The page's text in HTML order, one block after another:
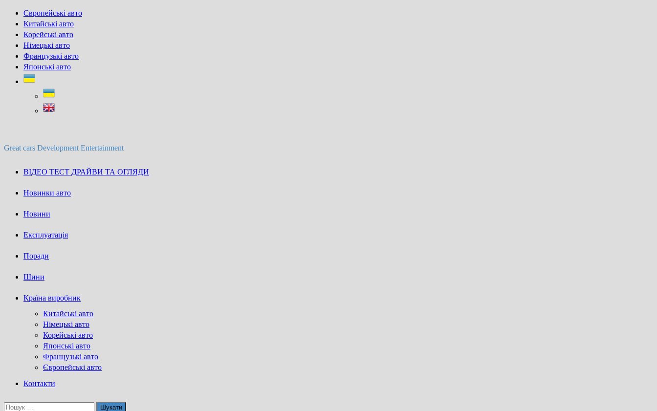
Skip
content
Європейські авто
Китайські авто
Корейські авто
Німецькі авто
Французькі авто
Японські авто
Great cars Development Entertainment
ВІДЕО ТЕСТ ДРАЙВИ ТА ОГЛЯДИ
Новинки авто
Новини
Експлуатація
Поради
Шини
Країна виробник
Китайські авто
Німецькі авто
Корейські авто
Японські авто
Французькі авто
Європейські авто
Контакти
Пошук: